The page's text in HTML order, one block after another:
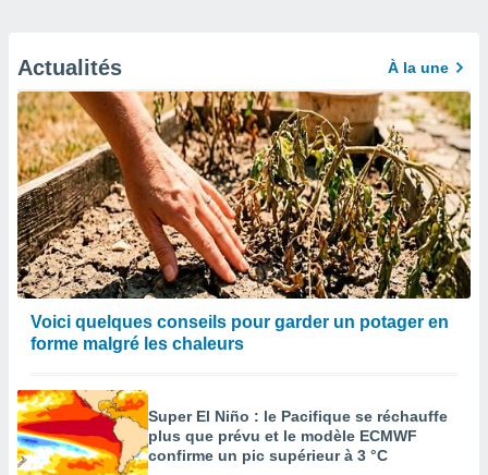
Actualités À la une
Voici quelques conseils pour garder un potager en
forme malgré les chaleurs
Super El Niño : le Pacifique se réchauffe
plus que prévu et le modèle ECMWF
confirme un pic supérieur à 3 °C